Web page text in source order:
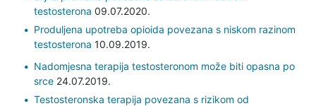
testosterona 09.07.2020.
Produljena upotreba opioida povezana s niskom razinom
testosterona 10.09.2019.
Nadomjesna terapija testosteronom može biti opasna po
srce24.07.2019.
Testosteronska terapija povezana s rizikom od